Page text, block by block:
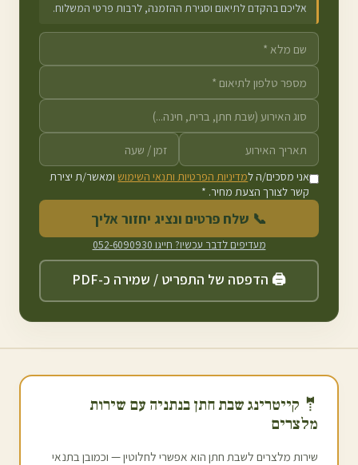
אליכם בהקדם לתיאום וסגירת ההזמנה, לרבות פרטי המשלוח.
אני מסכים/ה למדיניות הפרטיות ותנאי השימושומאשר/ת יצירת
קשר לצורך הצעת מחיר. *
📞 שלח פרטים ונציג יחזור אליך
מעדיפים לדבר עכשיו? חייגו 052-6090930
🖨️ הדפסה של התפריט / שמירה כ-PDF
🤵 קייטרינג שבת חתן בנתניה עם שירות
מלצרים
שירות מלצרים לשבת חתן הוא אפשרי לחלוטין — וכמובן בתנאי